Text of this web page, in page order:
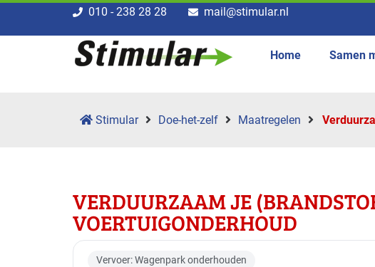
010 - 238 28 28 mail@stimular.nl
Home Samen
Stimular Doe-het-zelf Maatregelen
VERDUURZAAM JE
VOERTUIGONDERHOUD
Vervoer: Wagenpark onderhouden